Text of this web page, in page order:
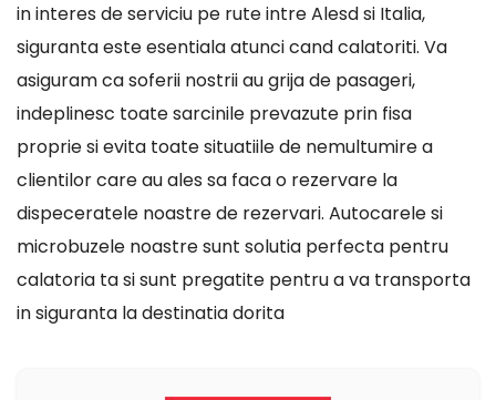
in interes de serviciu pe rute intre Alesd si Italia,
siguranta este esentiala atunci cand calatoriti. Va
asiguram ca soferii nostrii au grija de pasageri,
indeplinesc toate sarcinile prevazute prin fisa
proprie si evita toate situatiile de nemultumire a
clientilor care au ales sa faca o rezervare la
dispeceratele noastre de rezervari. Autocarele si
microbuzele noastre sunt solutia perfecta pentru
calatoria ta si sunt pregatite pentru a va transporta
in siguranta la destinatia dorita